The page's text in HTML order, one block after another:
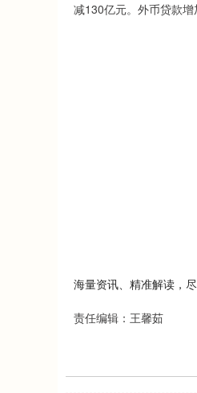
减130亿元。外币贷款增
海量资讯、精准解读，
责任编辑：王馨茹